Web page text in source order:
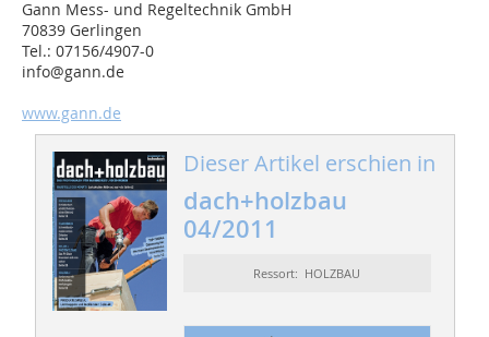
Gann Mess- und Regeltechnik GmbH
70839 Gerlingen
Tel.: 07156/4907-0
info@gann.de
www.gann.de
Dieser Artikel erschien in
dach+holzbau
04/2011
Ressort: HOLZBAU